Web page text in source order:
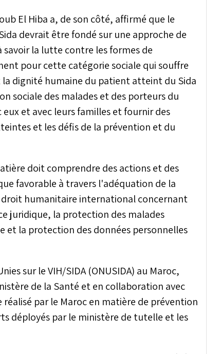
El Hiba a, de son côté, affirmé que le
devrait être fondé sur une approche de
la lutte contre les formes de
pour cette catégorie sociale qui souffre
dignité humaine du patient atteint du Sida
sociale des malades et des porteurs du
et avec leurs familles et fournir des
et les défis de la prévention et du
doit comprendre des actions et des
favorable à travers l'adéquation de la
droit humanitaire international concernant
juridique, la protection des malades
et la protection des données personnelles
sur le VIH/SIDA (ONUSIDA) au Maroc,
de la Santé et en collaboration avec
par le Maroc en matière de prévention
déployés par le ministère de tutelle et les